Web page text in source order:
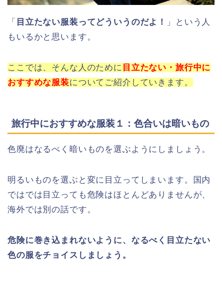
「 目立たない服装ってどういうのだよ！
」という人
もいるかと思います。
ここでは、そんな人のために 目立たない・旅行中に
おすすめな服装についてご紹介していきます。
旅行中におすすめな服装１：色合いは暗いもの
色廃はなるべく暗いものを選ぶようにしましょう。
明るいものを選ぶと変に目立ってしまいます。国内
ではでは目立っても危険はほとんどありませんが、
海外では別の話です。
危険に巻き込まれないように、なるべく目立たない
色の服をチョイスしましょう。